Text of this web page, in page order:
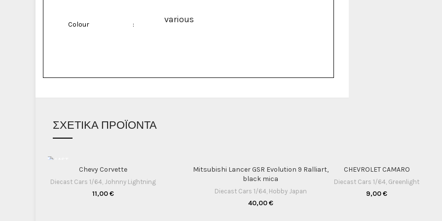
Colour : various
ΣΧΕΤΙΚΆ ΠΡΟΪΌΝΤΑ
Chevy Corvette
Diecast Cars 1/64 Johnny Lightning
11,00€
Mitsubishi Lancer GSR Evolution 9 Ralliart,
black mica
Diecast Cars 1/64, Hobby Japan
40,00€
CHEVROLET CAMARO
Diecast Cars 1/64 Greenlight
9,00€